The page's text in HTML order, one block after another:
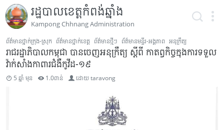
រដ្ឋបាលខេត្តកំពង់ឆ្នាំង
Kampong Chhnang Administration
ព័ត៌មានថ្នាក់ក្រុង-ស្រុក ព័ត៌មានថ្នាក់ខេត្ត ព័ត៌មានថ្មីៗ ព័ត៌មានមន្ទីរ-អង្គភាព អនុក្រឹត្យ
រាជរដ្ឋាភិបាលកម្ពុជា បានចេញអនុក្រឹត្យ ស្តីពី កាតព្វកិច្ចក្នុងការទទួល
វ៉ាក់សាំងកាពារជំងឺកូវីដ-១៩
5 ឆ្នាំ មុន 1.0ពាន់ ដោយtaravong